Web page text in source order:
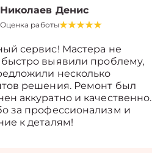
Николаев Денис
Оценка работы
сервис! Мастера не
быстро выявили проблему,
несколько
решения. Ремонт был
аккуратно и качественно.
за профессионализм и
к деталям!